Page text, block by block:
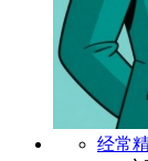
经常